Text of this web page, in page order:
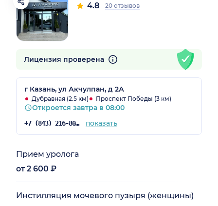
4.8 20 отзывов
Лицензия проверена
г Казань, ул Акчулпан, д 2А
Дубравная (2.5 км) Проспект Победы (3 км)
Откроется завтра в 08:00
+7 (843) 216-80-54 показать
Прием уролога
от 2 600 ₽
Инстилляция мочевого пузыря (женщины)